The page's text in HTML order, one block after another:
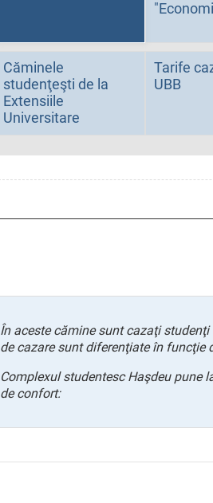
Căminele
studenţeşti de la
Extensiile
Universitare
Tarife
UBB
În aceste cămine sunt cazaţi
de cazare sunt diferenţiate în funcţie
Complexul studentesc Haşdeu pune
de confort: